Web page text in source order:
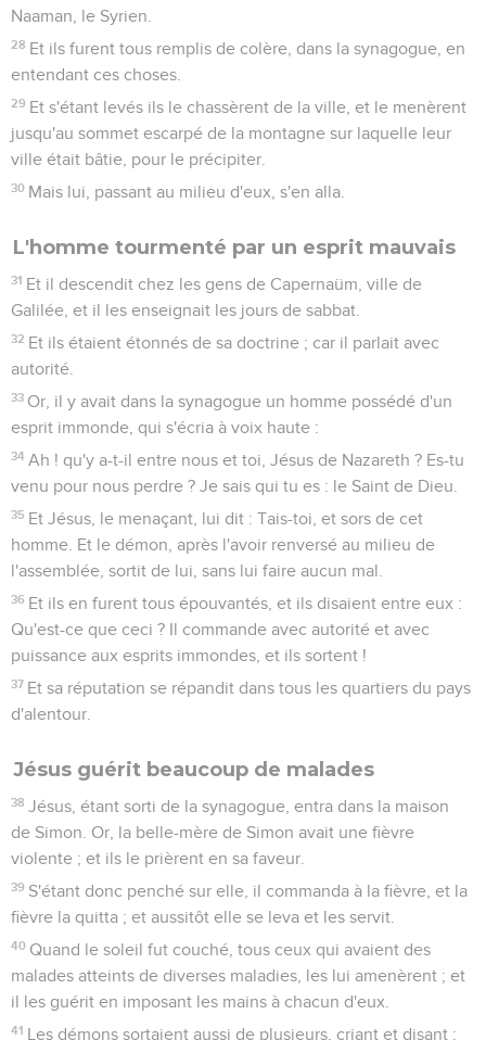
Naaman, le Syrien.
28 Et ils furent tous remplis de colère, dans la synagogue, en
entendant ces choses.
29 Et s'étant levés ils le chassèrent de la ville, et le menèrent
jusqu'au sommet escarpé de la montagne sur laquelle leur
ville était bâtie, pour le précipiter.
30 Mais lui, passant au milieu d'eux, s'en alla.
L'homme tourmenté par un esprit mauvais
31 Et il descendit chez les gens de Capernaüm, ville de
Galilée, et il les enseignait les jours de sabbat.
32 Et ils étaient étonnés de sa doctrine ; car il parlait avec
autorité.
33 Or, il y avait dans la synagogue un homme possédé d'un
esprit immonde, qui s'écria à voix haute :
34 Ah ! qu'y a-t-il entre nous et toi, Jésus de Nazareth ? Es-tu
venu pour nous perdre ? Je sais qui tu es : le Saint de Dieu.
35 Et Jésus, le menaçant, lui dit : Tais-toi, et sors de cet
homme. Et le démon, après l'avoir renversé au milieu de
l'assemblée, sortit de lui, sans lui faire aucun mal.
36 Et ils en furent tous épouvantés, et ils disaient entre eux :
Qu'est-ce que ceci ? Il commande avec autorité et avec
puissance aux esprits immondes, et ils sortent !
37 Et sa réputation se répandit dans tous les quartiers du pays
d'alentour.
Jésus guérit beaucoup de malades
38 Jésus, étant sorti de la synagogue, entra dans la maison
de Simon. Or, la belle-mère de Simon avait une fièvre
violente ; et ils le prièrent en sa faveur.
39 S'étant donc penché sur elle, il commanda à la fièvre, et la
fièvre la quitta ; et aussitôt elle se leva et les servit.
40 Quand le soleil fut couché, tous ceux qui avaient des
malades atteints de diverses maladies, les lui amenèrent ; et
il les guérit en imposant les mains à chacun d'eux.
41 Les démons sortaient aussi de plusieurs, criant et disant :